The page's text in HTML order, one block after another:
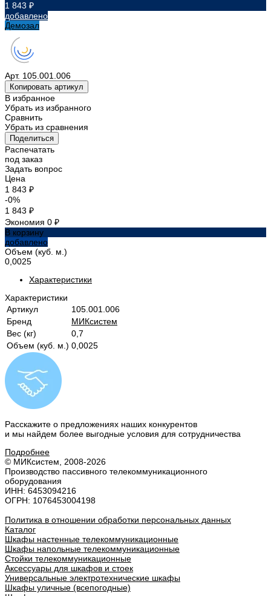
1 843 ₽
добавлено
Демозал
Арт. 105.001.006
Копировать артикул
В избранное
Убрать из избранного
Сравнить
Убрать из сравнения
Поделиться
Распечатать
под заказ
Задать вопрос
Цена
1 843 ₽
-0%
1 843 ₽
Экономия 0 ₽
В корзину
добавлено
Объем (куб. м.)
0,0025
Характеристики
Характеристики
Артикул
105.001.006
Бренд
МИКсистем
Вес (кг)
0,7
Объем (куб. м.) 0,0025
Расскажите о предложениях наших конкурентов
и мы найдем более выгодные условия для сотрудничества
Подробнее
© МИКсистем, 2008-2026
Производство пассивного телекоммуникационного
оборудования
ИНН: 6453094216
ОГРН: 1076453004198
Политика в отношении обработки персональных данных
Каталог
Шкафы настенные телекоммуникационные
Шкафы напольные телекоммуникационные
Стойки телекоммуникационные
Аксессуары для шкафов и стоек
Универсальные электротехнические шкафы
Шкафы уличные (всепогодные)